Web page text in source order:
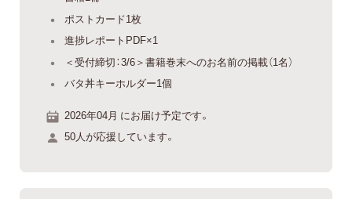
ポストカード1枚
進捗レポートPDF×1
＜受付締切：3/6＞書籍巻末へのお名前の掲載（1名）
バタ丼キーホルダー1個
2026年04月 にお届け予定です。
50人が応援しています。